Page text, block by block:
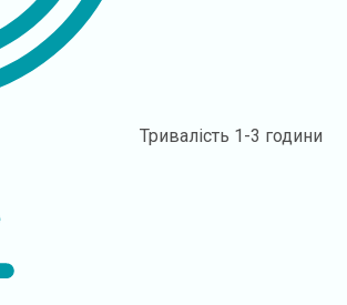
Тривалість 1-3 години